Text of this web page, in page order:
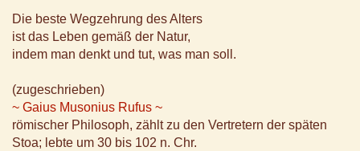
Die beste Wegzehrung des Alters
ist das Leben gemäß der Natur,
indem man denkt und tut, was man soll.
(zugeschrieben)
~ Gaius Musonius Rufus ~
römischer Philosoph, zählt zu den Vertretern der späten
Stoa; lebte um 30 bis 102 n. Chr.